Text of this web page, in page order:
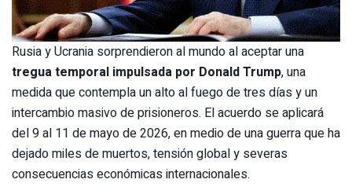
Rusia y Ucrania sorprendieron al mundo al aceptar una
tregua temporal impulsada por Donald Trump, una
medida que contempla un alto al fuego de tres días y un
intercambio masivo de prisioneros. El acuerdo se aplicará
del 9 al 11 de mayo de 2026, en medio de una guerra que ha
dejado miles de muertos, tensión global y severas
consecuencias económicas internacionales.